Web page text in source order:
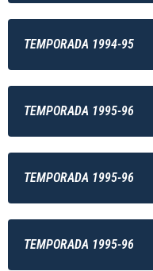
TEMPORADA 1994-95
TEMPORADA 1995-96
TEMPORADA 1995-96
TEMPORADA 1995-96